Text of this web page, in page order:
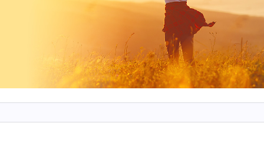
обладает огромным стремлением к Богу.
также скажут, что истина
чего я живу? Я живу ради престижа, статуса,
у меня есть достоинство? В чем смысл
средством для погони за наградами и
во всё это свою душу и жизненные силы, и
время, когда Бог вознаградит добрых и